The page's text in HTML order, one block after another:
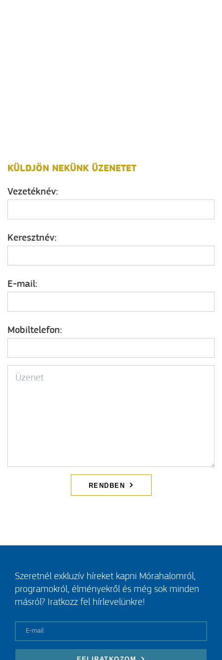
KÜLDJÖN NEKÜNK ÜZENETET
Vezetéknév:
Keresztnév:
E-mail:
Mobiltelefon:
RENDBEN
Szeretnél exkluzív híreket kapni Mórahalomról,
programokról, élményekről és még sok minden
másról? Iratkozz fel hírlevelünkre!